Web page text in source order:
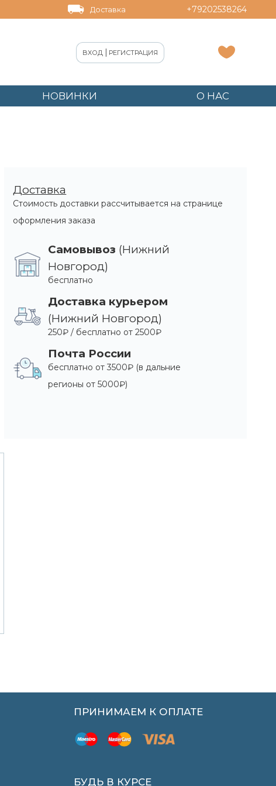
Доставка +79202538264
ВХОД |РЕГИСТРАЦИЯ
НОВИНКИ О НАС
Доставка
Стоимость доставки рассчитывается на странице
оформления заказа
Самовывоз (Нижний
Новгород)
бесплатно
Доставка курьером
(Нижний Новгород)
250₽ / бесплатно от 2500₽
Почта России
бесплатно от 3500₽ (в дальние
регионы от 5000₽)
ПРИНИМАЕМ К ОПЛАТЕ
БУДЬ В КУРСЕ